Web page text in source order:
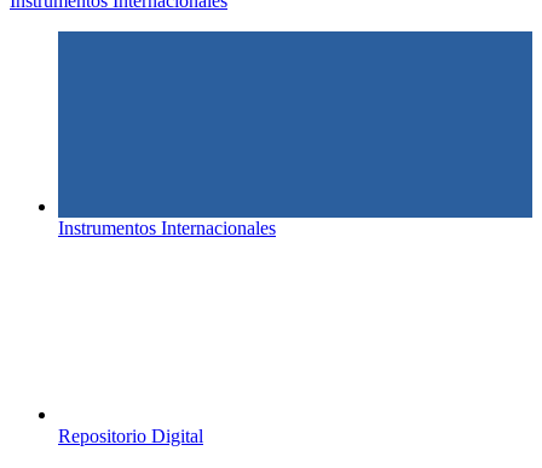
Instrumentos Internacionales
Repositorio Digital